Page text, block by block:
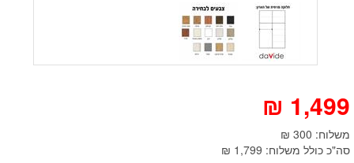
1,499
₪
משלוח: 300 ₪
סה"כ כולל משלוח: 1,799 ₪